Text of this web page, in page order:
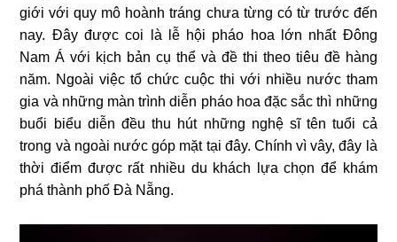
giới với quy mô hoành tráng chưa từng có từ trước đến
nay. Đây được coi là lễ hội pháo hoa lớn nhất Đông
Nam Á với kịch bản cụ thể và đề thi theo tiêu đề hàng
năm. Ngoài việc tổ chức cuộc thi với nhiều nước tham
gia và những màn trình diễn pháo hoa đặc sắc thì những
buổi biểu diễn đều thu hút những nghệ sĩ tên tuổi cả
trong và ngoài nước góp mặt tại đây. Chính vì vây, đây là
thời điểm được rất nhiều du khách lựa chọn để khám
phá thành phố Đà Nẵng.